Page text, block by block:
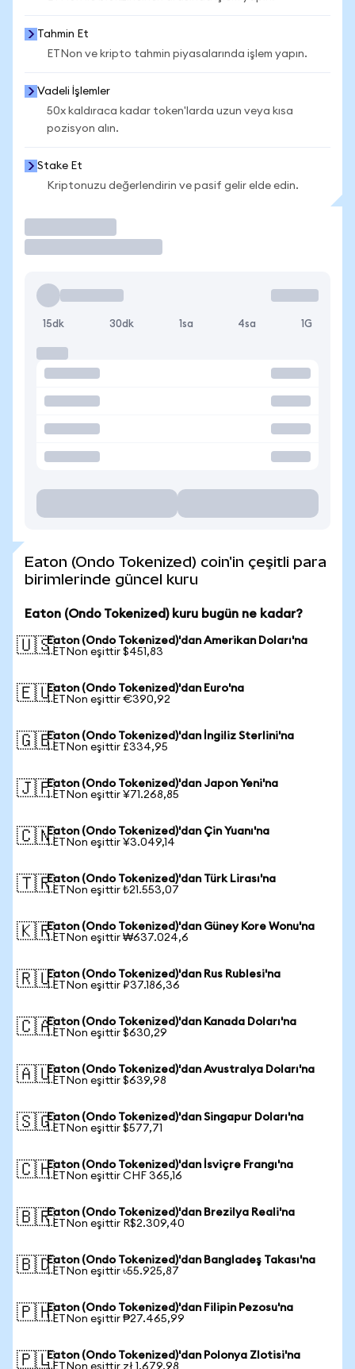
Tahmin Et
ETNon ve kripto tahmin piyasalarında işlem yapın.
Vadeli İşlemler
50x kaldıraca kadar token'larda uzun veya kısa
pozisyon alın.
Stake Et
Kriptonuzu değerlendirin ve pasif gelir elde edin.
15dk 30dk 1sa 4sa 1G
Eaton (Ondo Tokenized) coin'in çeşitli para
birimlerinde güncel kuru
Eaton (Ondo Tokenized) kuru bugün ne kadar?
🇺🇸Eaton (Ondo Tokenized)'dan Amerikan Doları'na
1 ETNon eşittir $451,83
🇪🇺Eaton (Ondo Tokenized)'dan Euro'na
1 ETNon eşittir €390,92
🇬🇧Eaton (Ondo Tokenized)'dan İngiliz Sterlini'na
1 ETNon eşittir £334,95
🇯🇵Eaton (Ondo Tokenized)'dan Japon Yeni'na
1 ETNon eşittir ¥71.268,85
🇨🇳Eaton (Ondo Tokenized)'dan Çin Yuanı'na
1 ETNon eşittir ¥3.049,14
🇹🇷Eaton (Ondo Tokenized)'dan Türk Lirası'na
1 ETNon eşittir ₺21.553,07
🇰🇷Eaton (Ondo Tokenized)'dan Güney Kore Wonu'na
1 ETNon eşittir ₩637.024,6
🇷🇺Eaton (Ondo Tokenized)'dan Rus Rublesi'na
1 ETNon eşittir ₽37.186,36
🇨🇦Eaton (Ondo Tokenized)'dan Kanada Doları'na
1 ETNon eşittir $630,29
🇦🇺Eaton (Ondo Tokenized)'dan Avustralya Doları'na
1 ETNon eşittir $639,98
🇸🇬Eaton (Ondo Tokenized)'dan Singapur Doları'na
1 ETNon eşittir $577,71
🇨🇭Eaton (Ondo Tokenized)'dan İsviçre Frangı'na
1 ETNon eşittir CHF 365,16
🇧🇷Eaton (Ondo Tokenized)'dan Brezilya Reali'na
1 ETNon eşittir R$2.309,40
🇧🇩Eaton (Ondo Tokenized)'dan Bangladeş Takası'na
1 ETNon eşittir ৳55.925,87
🇵🇭Eaton (Ondo Tokenized)'dan Filipin Pezosu'na
1 ETNon eşittir ₱27.465,99
🇵🇱Eaton (Ondo Tokenized)'dan Polonya Zlotisi'na
1 ETNon eşittir zł 1.679,98